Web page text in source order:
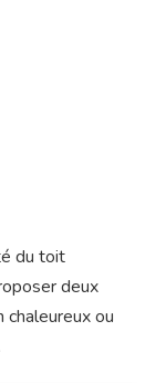
du toit
deux
chaleureux ou